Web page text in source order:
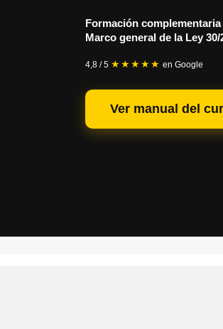
Formación
Marco general de la Ley
4,8 / 5 ★★★★★ en Google
Ver manual del